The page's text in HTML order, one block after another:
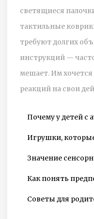
светящиеся
тактильные
требуют долгих
инструкций —
мешает. Им
реакций на свои
Почему у детей с
Игрушки,
Значение
Как понять
Советы для